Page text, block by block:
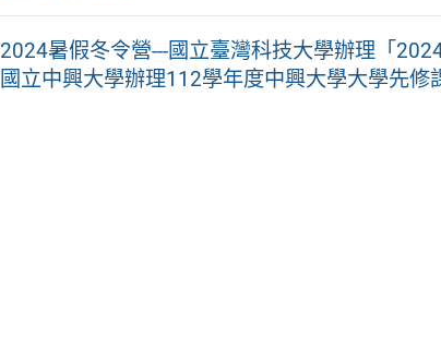
2024暑假冬令營---國立臺灣科技大學辦理「
國立中興大學辦理112學年度中興大學大學先修